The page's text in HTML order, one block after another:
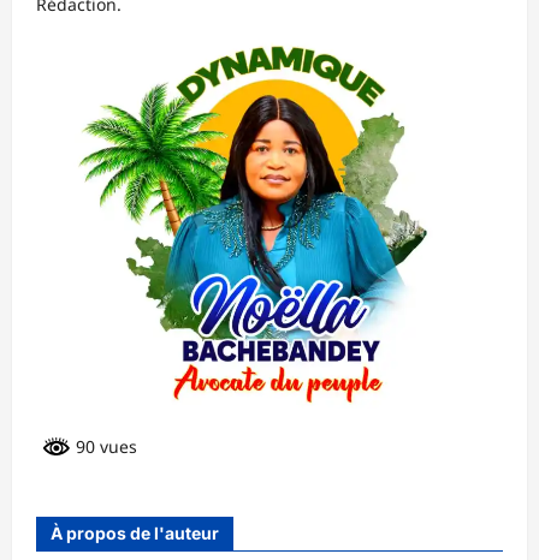
90 vues
À propos de l'auteur